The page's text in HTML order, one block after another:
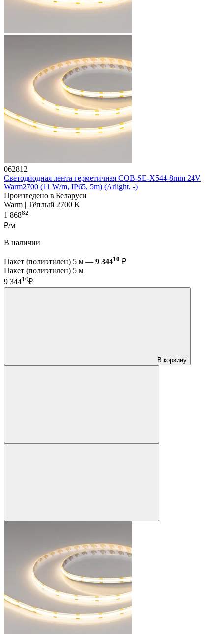
062812
Светодиодная лента герметичная COB-SE-X544-8mm 24V
Warm2700 (11 W/m, IP65, 5m) (Arlight, -)
Произведено в Беларуси
Warm | Тёплый 2700 K
1 86882
₽/м
В наличии
Пакет (полиэтилен) 5 м — 9 34410 ₽
Пакет (полиэтилен) 5 м
9 34410₽
В корзину